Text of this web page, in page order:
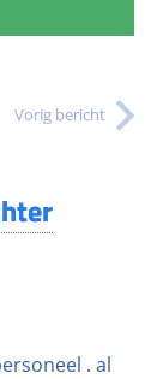
Vorig bericht
. al